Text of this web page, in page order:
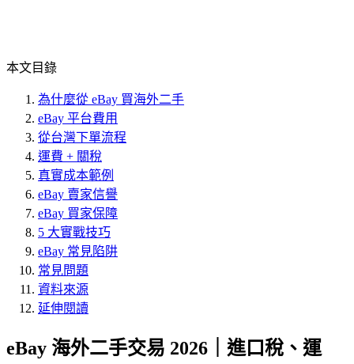
本文目錄
為什麼從 eBay 買海外二手
eBay 平台費用
從台灣下單流程
運費 + 關稅
真實成本範例
eBay 賣家信譽
eBay 買家保障
5 大實戰技巧
eBay 常見陷阱
常見問題
資料來源
延伸閱讀
eBay 海外二手交易 2026｜進口稅、運